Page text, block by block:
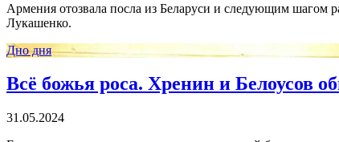
Армения отозвала посла из Беларуси и следующим шагом
Лукашенко.
Дно дня
Всё божья роса. Хренин и Белоусов
31.05.2024